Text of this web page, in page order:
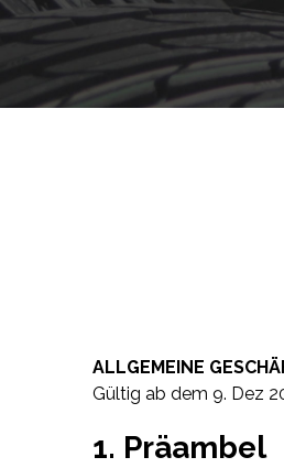
ALLGEMEINE
Gültig ab dem 9. Dez
1. Präambel